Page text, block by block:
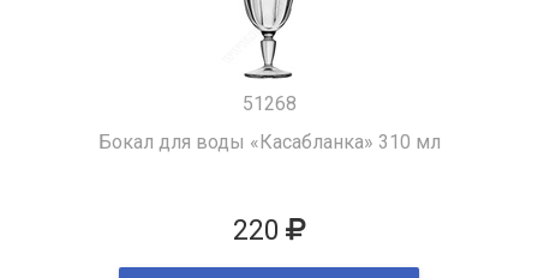
51268
Бокал для воды «Касабланка» 310 мл
220